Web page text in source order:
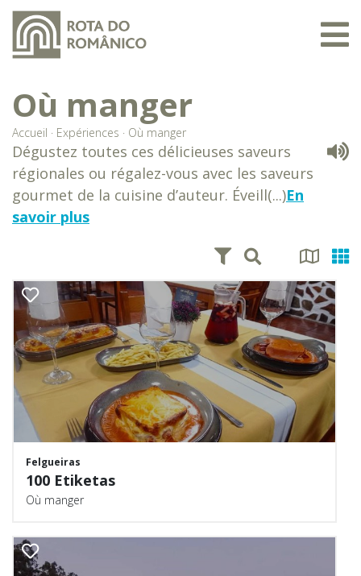
Où manger
Accueil · Expériences · Où manger
Dégustez toutes ces délicieuses saveurs
régionales ou régalez-vous avec les saveurs
gourmet de la cuisine d’auteur. Éveill(...)En
savoir plus
Felgueiras
100 Etiketas
Où manger